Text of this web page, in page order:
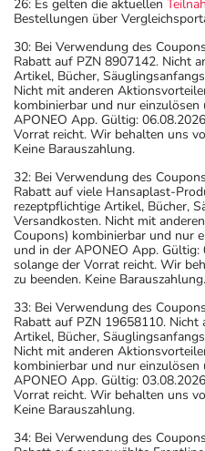
26: Es gelten die aktuellen
Bestellungen über
30: Bei Verwendung des
Rabatt auf PZN 8907142. Nicht
Artikel, Bücher,
Nicht mit anderen
kombinierbar und nur
APONEO App. Gültig:
Vorrat reicht. Wir behalten uns
Keine Barauszahlung.
32: Bei Verwendung des
Rabatt auf viele Hansaplast-
rezeptpflichtige Artikel, Bücher,
Versandkosten. Nicht mit
Coupons) kombinierbar und nur
und in der APONEO App.
solange der Vorrat reicht. Wir
zu beenden. Keine Barauszahlung.
33: Bei Verwendung des
Rabatt auf PZN 19658110.
Artikel, Bücher,
Nicht mit anderen
kombinierbar und nur
APONEO App. Gültig:
Vorrat reicht. Wir behalten uns
Keine Barauszahlung.
34: Bei Verwendung des